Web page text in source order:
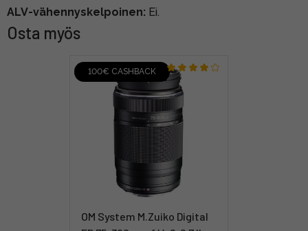
ALV-vähennyskelpoinen: Ei.
Osta myös
100€ CASHBACK
OM System M.Zuiko Digital